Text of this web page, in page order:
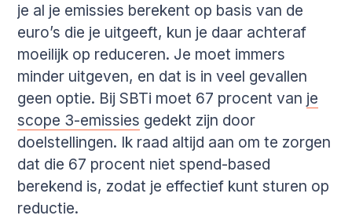
je al je emissies berekent op basis van de
euro’s die je uitgeeft, kun je daar achteraf
moeilijk op reduceren. Je moet immers
minder uitgeven, en dat is in veel gevallen
geen optie. Bij SBTi moet 67 procent van je
scope 3-emissies gedekt zijn door
doelstellingen. Ik raad altijd aan om te zorgen
dat die 67 procent niet spend-based
berekend is, zodat je effectief kunt sturen op
reductie.